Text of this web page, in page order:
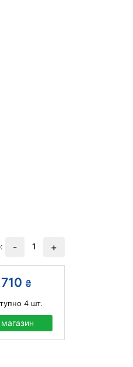
- 1 +
₴
4шт.